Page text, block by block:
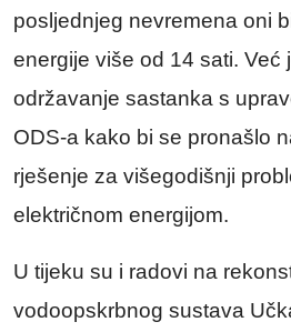
posljednjeg nevremena oni
energije više od 14 sati. Već
održavanje sastanka s
ODS-a kako bi se pronašlo
rješenje za višegodišnji
električnom energijom.
U tijeku su i radovi na
vodoopskrbnog sustava